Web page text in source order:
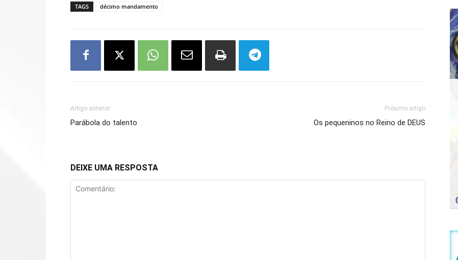
TAGS décimo mandamento
Artigo anterior
Parábola do talento
Próximo artigo
Os pequeninos no Reino de DEUS
DEIXE UMA RESPOSTA